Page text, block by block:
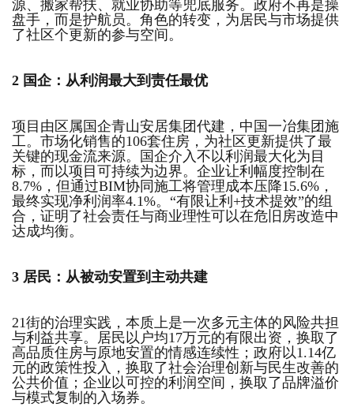
源、搬家帮扶、就业协助等兜底服务。政府不再是操
盘手，而是护航员。角色的转变，为居民与市场提供
了社区个更新的参与空间。
2 国企：从利润最大到责任最优
项目由区属国企青山安居集团代建，中国一冶集团施
工。市场化销售的106套住房，为社区更新提供了最
关键的现金流来源。国企介入不以利润最大化为目
标，而以项目可持续为边界。企业让利幅度控制在
8.7%，但通过BIM协同施工将管理成本压降15.6%，
最终实现净利润率4.1%。“有限让利+技术提效”的组
合，证明了社会责任与商业理性可以在危旧房改造中
达成均衡。
3 居民：从被动安置到主动共建
21街的治理实践，本质上是一次多元主体的风险共担
与利益共享。居民以户均17万元的有限出资，换取了
高品质住房与原地安置的情感连续性；政府以1.14亿
元的政策性投入，换取了社会治理创新与民生改善的
公共价值；企业以可控的利润空间，换取了品牌溢价
与模式复制的入场券。